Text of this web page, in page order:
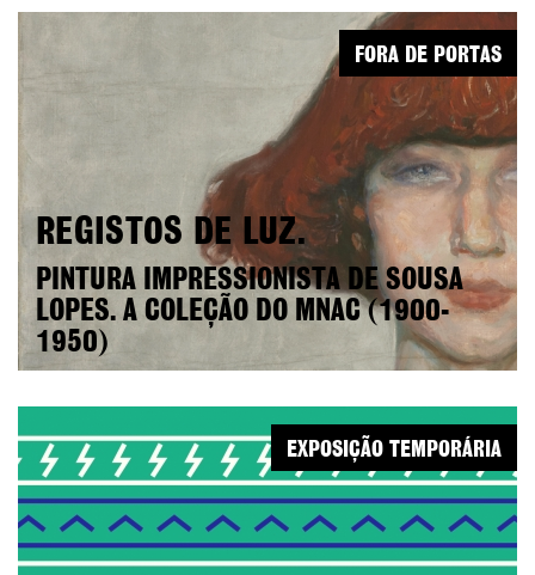
REGISTOS DE LUZ.
PINTURA IMPRESSIONISTA DE SOUSA
LOPES. A COLEÇÃO DO MNAC (1900-
1950)
FORA DE PORTAS
EXPOSIÇÃO TEMPORÁRIA